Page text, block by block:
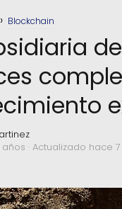
Blockchain
· Actualizado hace